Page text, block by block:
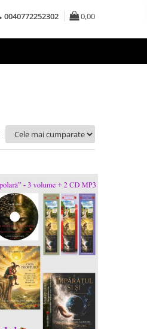
0040772252302 0,00